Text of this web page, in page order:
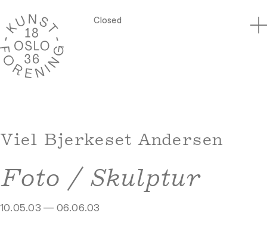
Closed
Viel Bjerkeset Andersen
Foto / Skulptur
10.05.03 — 06.06.03